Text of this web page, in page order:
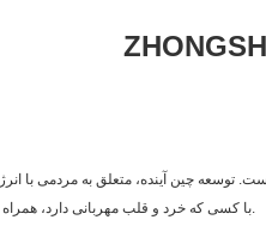
با کسی که خرد و قلب مهربانی دارد، همراه شو، عشق بی‌نهایت و امید بی‌کران است.